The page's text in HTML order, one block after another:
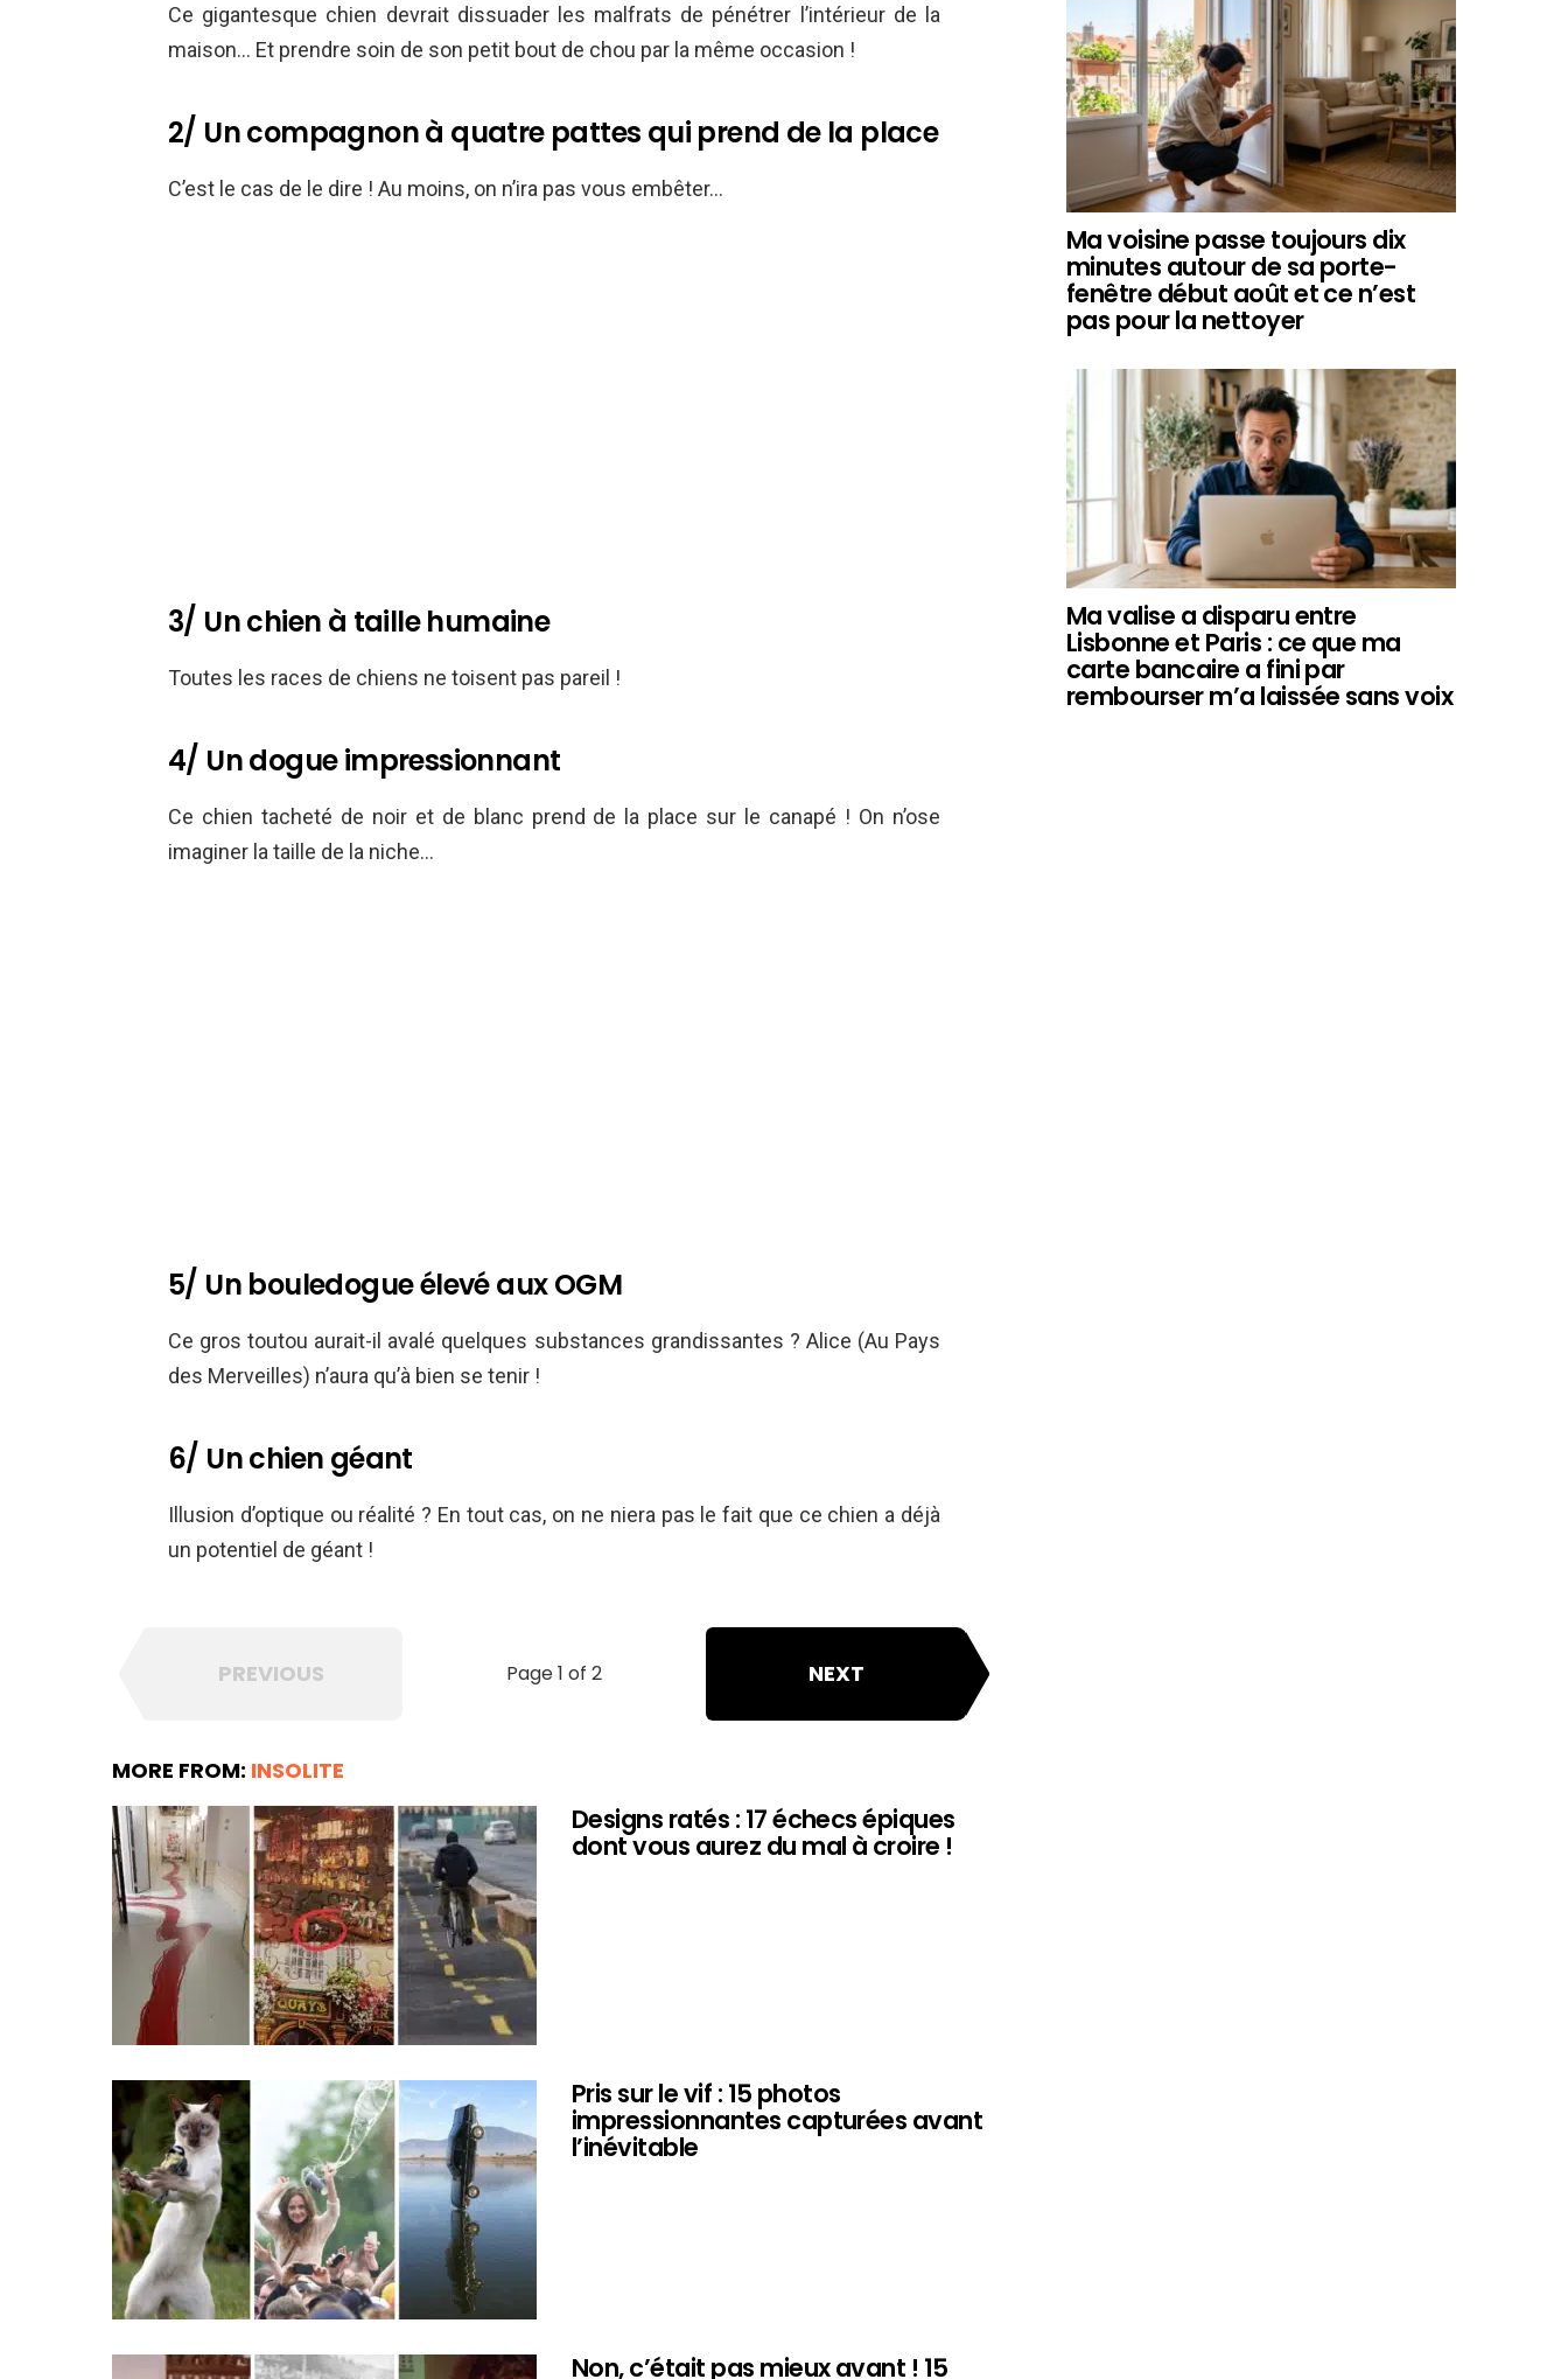
Ce gigantesque chien devrait dissuader les malfrats de pénétrer l’intérieur de la
maison… Et prendre soin de son petit bout de chou par la même occasion !
2/ Un compagnon à quatre pattes qui prend de la place
C’est le cas de le dire ! Au moins, on n’ira pas vous embêter…
3/ Un chien à taille humaine
Toutes les races de chiens ne toisent pas pareil !
4/ Un dogue impressionnant
Ce chien tacheté de noir et de blanc prend de la place sur le canapé ! On n’ose
imaginer la taille de la niche…
5/ Un bouledogue élevé aux OGM
Ce gros toutou aurait-il avalé quelques substances grandissantes ? Alice (Au Pays
des Merveilles) n’aura qu’à bien se tenir !
6/ Un chien géant
Illusion d’optique ou réalité ? En tout cas, on ne niera pas le fait que ce chien a déjà
un potentiel de géant !
Page 1 of 2
PREVIOUS NEXT
MORE FROM: INSOLITE
Designs ratés : 17 échecs épiques
dont vous aurez du mal à croire !
Pris sur le vif : 15 photos
impressionnantes capturées avant
l’inévitable
Non, c’était pas mieux avant ! 15
Ma voisine passe toujours dix
minutes autour de sa porte-
fenêtre début août et ce n’est
pas pour la nettoyer
Ma valise a disparu entre
Lisbonne et Paris : ce que ma
carte bancaire a fini par
rembourser m’a laissée sans voix